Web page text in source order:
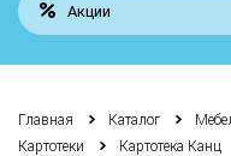
Акции
Главная Каталог
Картотеки
Картотека Канц